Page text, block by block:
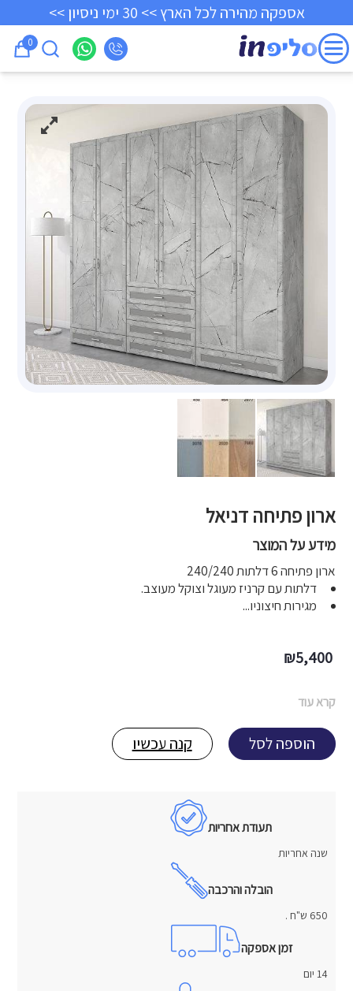
אספקה מהירה לכל הארץ >> 30 ימי ניסיון >>
0
ארון פתיחה דניאל
מידע על המוצר
ארון פתיחה 6 דלתות 240/240
דלתות עם קרניז מעוגל וצוקל מעוצב.
מגירות חיצוניו...
5,400
₪
קרא עוד
הוספה לסל קנה עכשיו
תעודת אחריות
שנה אחריות
הובלה והרכבה
650 ש"ח .
זמן אספקה
14 יום